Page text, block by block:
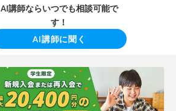
AI講師ならいつでも相談可能で
す！
AI講師に聞く